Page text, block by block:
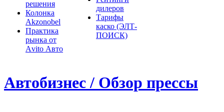
решения
Колонка
Akzonobel
Практика
рынка от
Аvito Авто
дилеров
Тарифы
каско (ЭЛТ-
ПОИСК)
Автобизнес / Обзор прессы